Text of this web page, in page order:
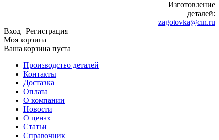
Изготовление
деталей:
zagotovka@cin.ru
Вход | Регистрация
Моя корзина
Ваша корзина пуста
Производство деталей
Контакты
Доставка
Оплата
О компании
Новости
О ценах
Статьи
Справочник